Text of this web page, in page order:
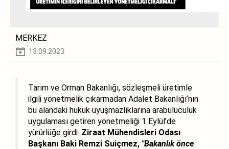
MERKEZ
13.09.2023
Tarım ve Orman Bakanlığı, sözleşmeli üretimle
ilgili yönetmelik çıkarmadan Adalet Bakanlığı’nın
bu alandaki hukuk uyuşmazlıklarına arabuluculuk
uygulaması getiren yönetmeliği 1 Eylül’de
yürürlüğe girdi. Ziraat Mühendisleri Odası
Başkanı Baki Remzi Suiçmez, "Bakanlık önce